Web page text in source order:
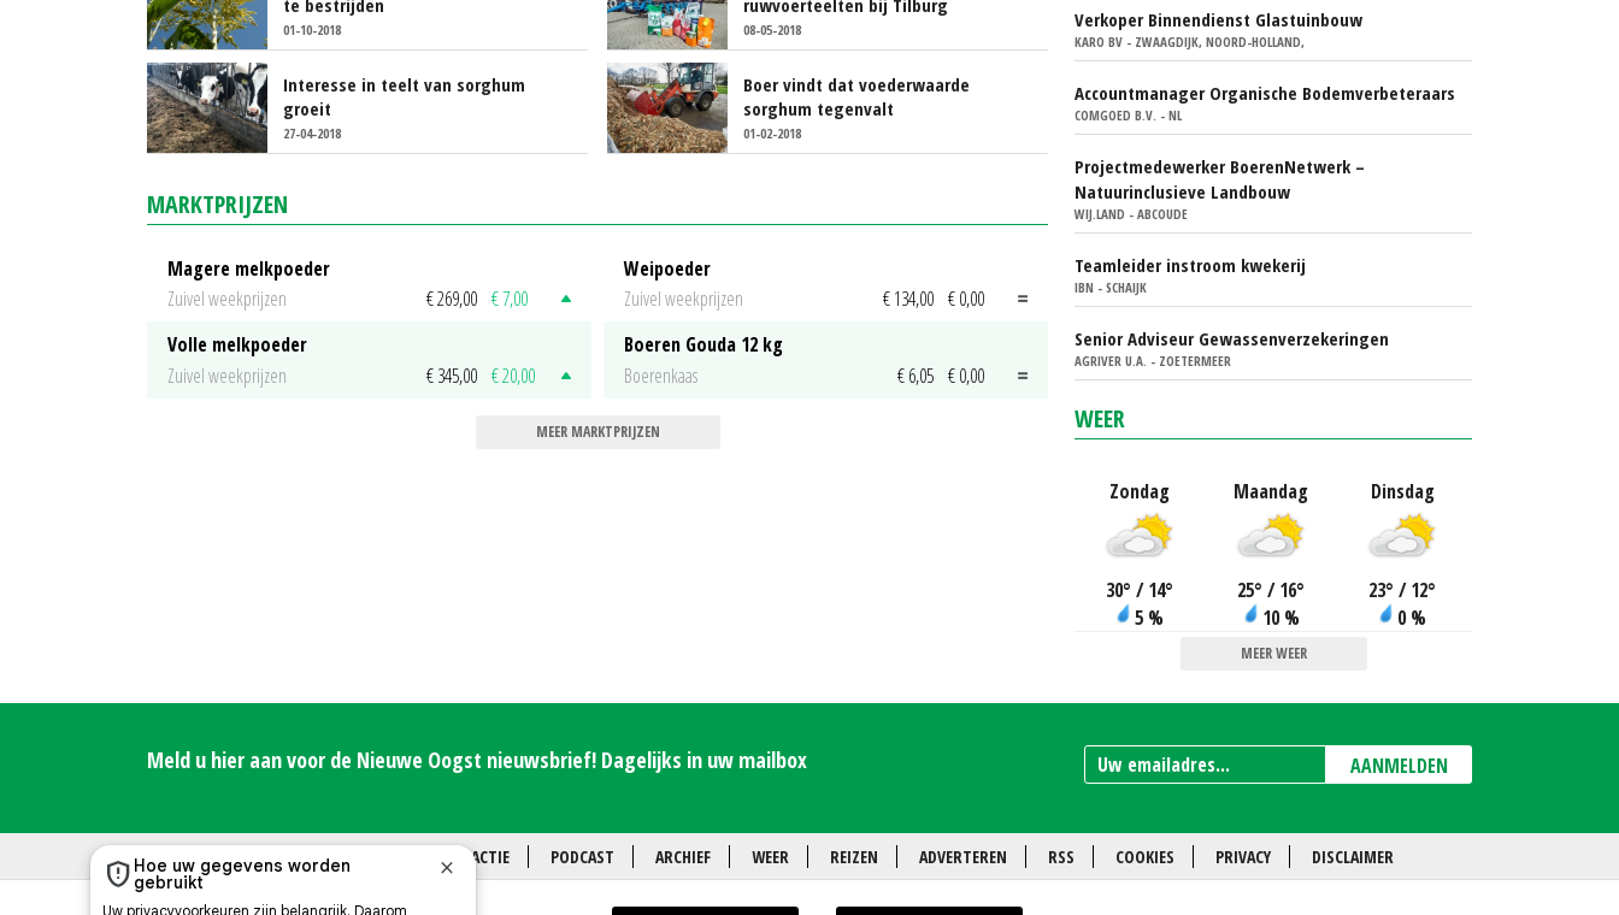
01-10-2018 08-05-2018
Interesse in teelt van sorghum
groeit
27-04-2018
Boer vindt dat voederwaarde
sorghum tegenvalt
01-02-2018
MARKTPRIJZEN
Magere melkpoeder
Zuivel weekprijzen
€ 269,00 € 7,00
Volle melkpoeder
Zuivel weekprijzen
€ 345,00 € 20,00
Weipoeder
Zuivel weekprijzen
€ 134,00 € 0,00
Boeren Gouda 12 kg
Boerenkaas
€ 6,05 € 0,00
MEER MARKTPRIJZEN
Verkoper Binnendienst Glastuinbouw
KARO BV - ZWAAGDIJK, NOORD-HOLLAND,
Accountmanager Organische Bodemverbeteraars
COMGOED B.V. - NL
Projectmedewerker BoerenNetwerk –
Natuurinclusieve Landbouw
WIJ.LAND - ABCOUDE
Teamleider instroom kwekerij
IBN - SCHAIJK
Senior Adviseur Gewassenverzekeringen
AGRIVER U.A. - ZOETERMEER
WEER
Zondag
30° / 14°
5 %
Maandag
25° / 16°
10 %
Dinsdag
23° / 12°
0 %
MEER WEER
Meld u hier aan voor de Nieuwe Oogst nieuwsbrief! Dagelijks in uw mailbox AANMELDEN
REDACTIE PODCAST ARCHIEF WEER REIZEN ADVERTEREN RSS COOKIES PRIVACY DISCLAIMER